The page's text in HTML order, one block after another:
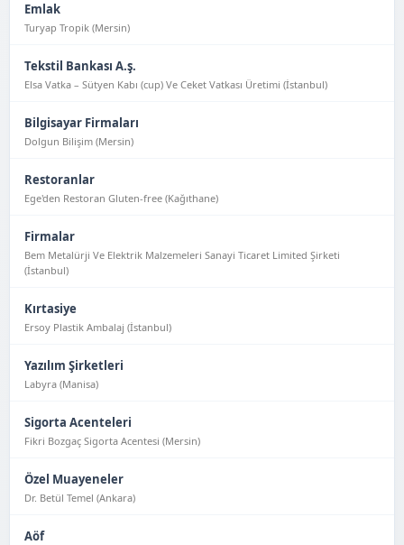
Emlak
Turyap Tropik (Mersin)
Tekstil Bankası A.ş.
Elsa Vatka – Sütyen Kabı (cup) Ve Ceket Vatkası Üretimi (İstanbul)
Bilgisayar Firmaları
Dolgun Bilişim (Mersin)
Restoranlar
Ege'den Restoran Gluten-free (Kağıthane)
Firmalar
Bem Metalürji Ve Elektrik Malzemeleri Sanayi Ticaret Limited Şirketi
(İstanbul)
Kırtasiye
Ersoy Plastik Ambalaj (İstanbul)
Yazılım Şirketleri
Labyra (Manisa)
Sigorta Acenteleri
Fikri Bozgaç Sigorta Acentesi (Mersin)
Özel Muayeneler
Dr. Betül Temel (Ankara)
Aöf